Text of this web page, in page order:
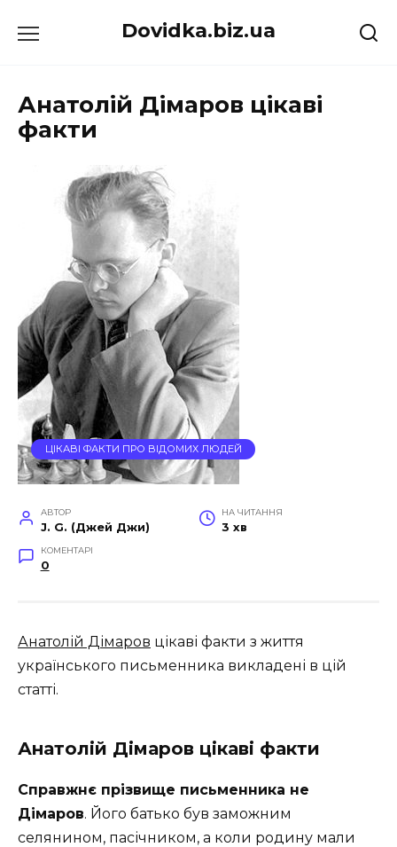
до
Dovidka.biz.ua
Анатолій Дімаров цікаві
факти
ЦІКАВІ ФАКТИ ПРО ВІДОМИХ ЛЮДЕЙ
АВТОР
J. G. (Джей Джи)
НА ЧИТАННЯ
3 хв
КОМЕНТАРІ
0
Анатолій Дімаров цікаві факти з життя
українського письменника викладені в цій
статті.
Анатолій Дімаров цікаві факти
Справжнє прізвище письменника не
Дімаров. Його батько був заможним
селянином, пасічником, а коли родину мали